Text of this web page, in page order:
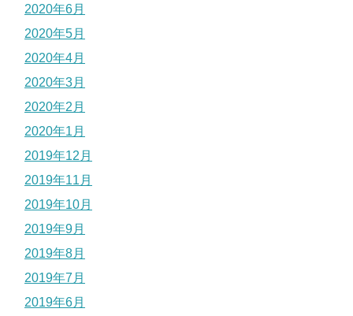
2020年6月
2020年5月
2020年4月
2020年3月
2020年2月
2020年1月
2019年12月
2019年11月
2019年10月
2019年9月
2019年8月
2019年7月
2019年6月